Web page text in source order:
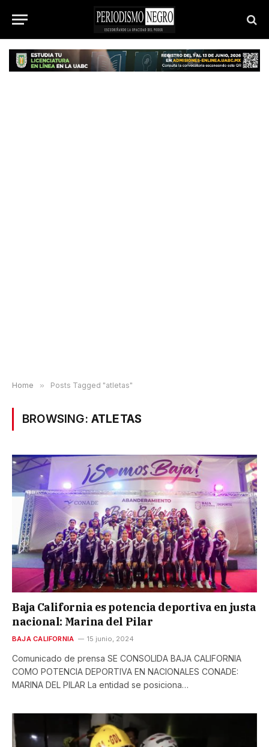
Home » Posts Tagged "atletas"
BROWSING: ATLETAS
Baja California es potencia deportiva en justa
nacional: Marina del Pilar
BAJA CALIFORNIA 15 junio, 2024
Comunicado de prensa SE CONSOLIDA BAJA CALIFORNIA
COMO POTENCIA DEPORTIVA EN NACIONALES CONADE:
MARINA DEL PILAR La entidad se posiciona…